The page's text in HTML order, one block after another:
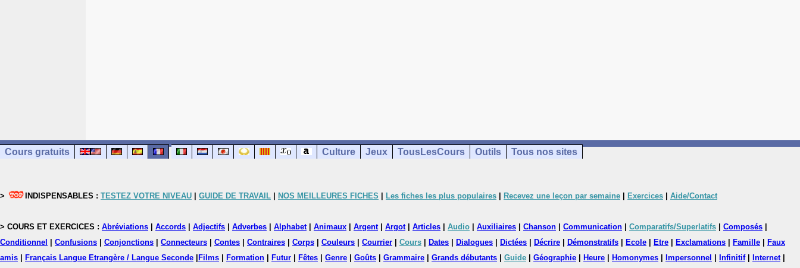
Cours gratuits Culture Jeux TousLesCours Outils Tous nos sites
> INDISPENSABLES : TESTEZ VOTRE NIVEAU GUIDE DE TRAVAIL NOS MEILLEURES FICHES Les fiches les plus populaires Recevez une leçon par semaine Exercices Aide/Contact
> COURS ET EXERCICES : Abréviations Accords Adjectifs Adverbes Alphabet| Animaux Argent| Argot| Articles Audio Auxiliaires Chanson Communication Comparatifs/Superlatifs Composés
Conditionnel
Confusions Conjonctions Connecteurs Contes Contraires Corps Couleurs Courrier Cours Dates Dialogues Dictées Décrire Démonstratifs Ecole Etre Exclamations Famille
Faux
amis
Français Langue Etrangère / Langue Seconde Films Formation Futur Fêtes Genre Goûts Grammaire Grands débutants Guide Géographie Heure Homonymes Impersonnel Infinitif| Internet|